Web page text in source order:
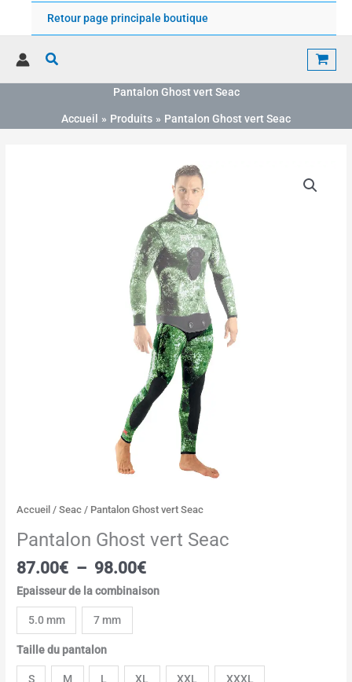
Retour page principale boutique
Rechercher
Pantalon Ghost vert Seac
Accueil Produits Pantalon Ghost vert Seac
Accueil /Seac / Pantalon Ghost vert Seac
Pantalon Ghost vert Seac
87.00€ – 98.00€
Plage
prix :
87.00€
à
98.00€
Epaisseur de la combinaison
5.0 mm 7 mm
Taille du pantalon
S M L XL XXL XXXL